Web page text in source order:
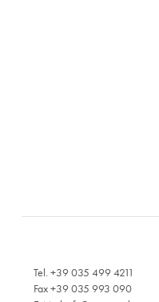
Tel. +39 035 499 4211
Fax +39 035 993 090